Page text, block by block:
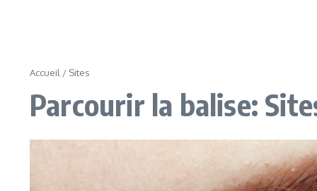
Accueil / Sites
Parcourir la balise: